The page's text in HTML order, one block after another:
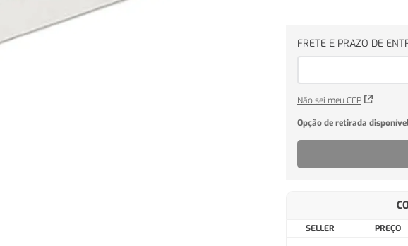
Não sei meu CEP
SELLER PREÇO